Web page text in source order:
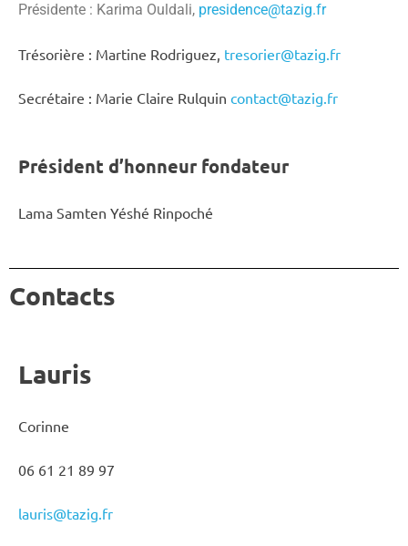
Présidente : Karima Ouldali, presidence@tazig.fr
Trésorière : Martine Rodriguez, tresorier@tazig.fr
Secrétaire : Marie Claire Rulquin contact@tazig.fr
Président d’honneur fondateur
Lama Samten Yéshé Rinpoché
Contacts
Lauris
Corinne
06 61 21 89 97
lauris@tazig.fr